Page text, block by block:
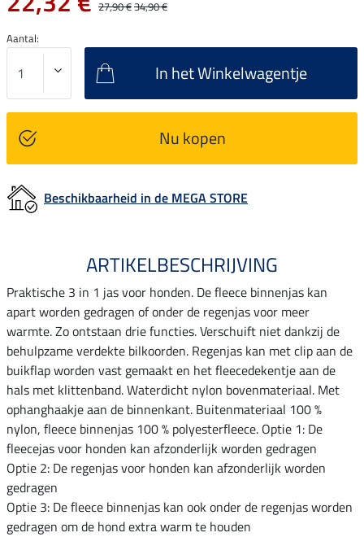
27,90 €34,90 €
Aantal:
In het Winkelwagentje
Nu kopen
Beschikbaarheid in de MEGA STORE
ARTIKELBESCHRIJVING
Praktische 3 in 1 jas voor honden. De fleece binnenjas kan
apart worden gedragen of onder de regenjas voor meer
warmte. Zo ontstaan drie functies. Verschuift niet dankzij de
behulpzame verdekte bilkoorden. Regenjas kan met clip aan de
buikflap worden vast gemaakt en het fleecedekentje aan de
hals met klittenband. Waterdicht nylon bovenmateriaal. Met
ophanghaakje aan de binnenkant. Buitenmateriaal 100 %
nylon, fleece binnenjas 100 % polyesterfleece. Optie 1: De
fleecejas voor honden kan afzonderlijk worden gedragen
Optie 2: De regenjas voor honden kan afzonderlijk worden
gedragen
Optie 3: De fleece binnenjas kan ook onder de regenjas worden
gedragen om de hond extra warm te houden